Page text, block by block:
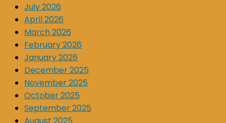
July 2026
April 2026
March 2026
February 2026
January 2026
December 2025
November 2025
October 2025
September 2025
August 2025